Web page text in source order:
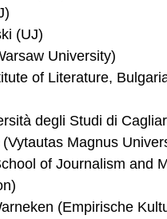
(UJ)
University)
of Literature,
degli Studi di
Magnus
of Journalism and
(Empirische